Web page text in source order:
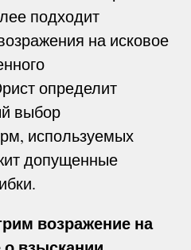
подходит
на исковое
определит
выбор
используемых
допущенные
возражение на